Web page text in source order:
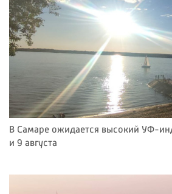
В Самаре ожидается высокий УФ-
и 9 августа